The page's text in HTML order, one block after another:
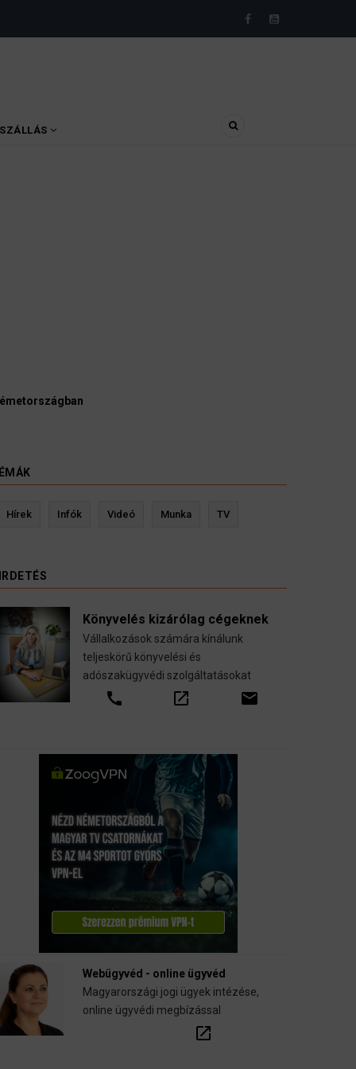
SZÁLLÁS
Kevin Ressler biztosítási szakértő
Hírek Infók Videó Munka TV
Könyvelés kizárólag cégeknek
Vállalkozások számára kínálunk
teljeskörű könyvelési és
adószakügyvédi szolgáltatásokat
call open_in_new email
Webügyvéd - online ügyvéd
Magyarországi jogi ügyek intézése,
online ügyvédi megbízással
open_in_new